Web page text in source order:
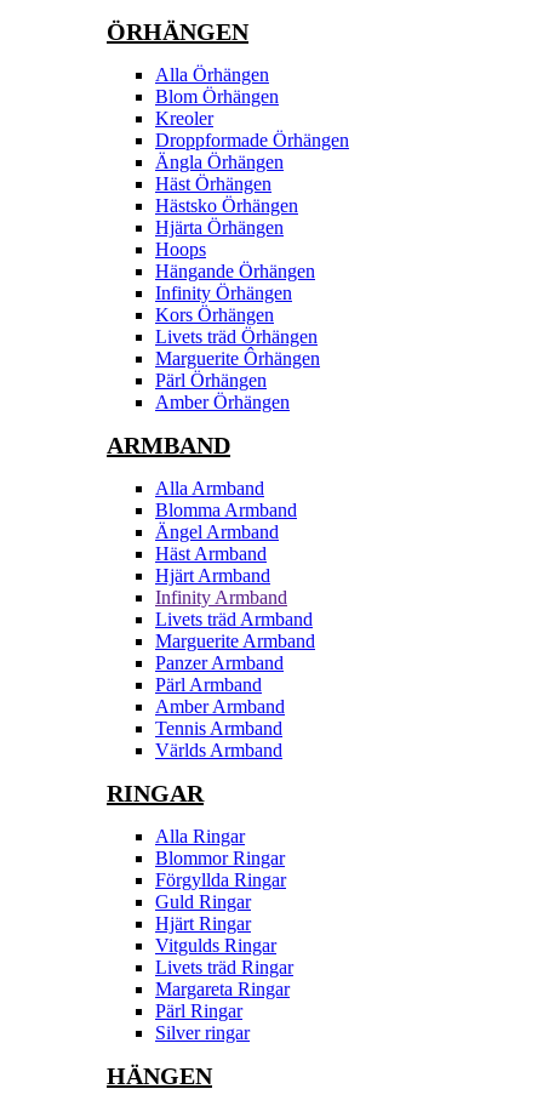
ÖRHÄNGEN
Alla Örhängen
Blom Örhängen
Kreoler
Droppformade Örhängen
Ängla Örhängen
Häst Örhängen
Hästsko Örhängen
Hjärta Örhängen
Hoops
Hängande Örhängen
Infinity Örhängen
Kors Örhängen
Livets träd Örhängen
Marguerite Ôrhängen
Pärl Örhängen
Amber Örhängen
ARMBAND
Alla Armband
Blomma Armband
Ängel Armband
Häst Armband
Hjärt Armband
Infinity Armband
Livets träd Armband
Marguerite Armband
Panzer Armband
Pärl Armband
Amber Armband
Tennis Armband
Världs Armband
RINGAR
Alla Ringar
Blommor Ringar
Förgyllda Ringar
Guld Ringar
Hjärt Ringar
Vitgulds Ringar
Livets träd Ringar
Margareta Ringar
Pärl Ringar
Silver ringar
HÄNGEN